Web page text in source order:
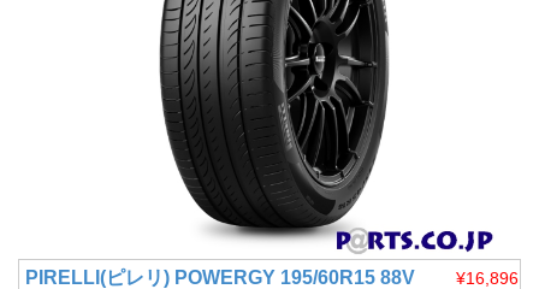
PIRELLI(ピレリ) POWERGY 195/60R15 88V
¥16,896